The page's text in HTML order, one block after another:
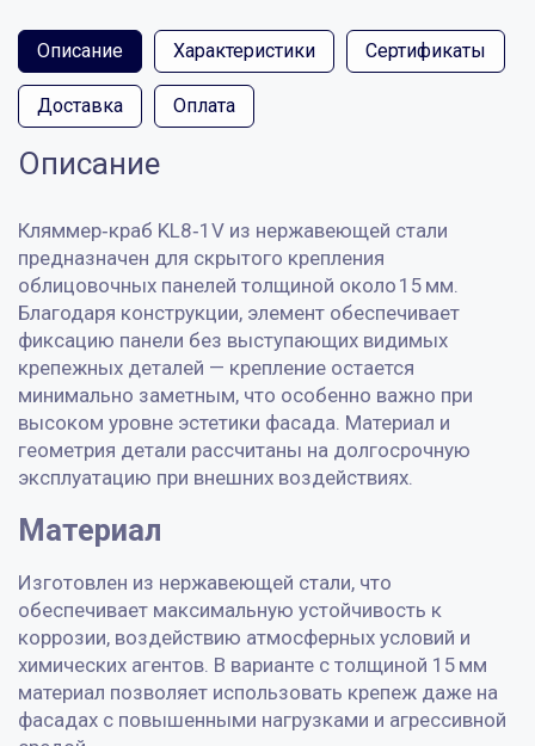
Описание Характеристики Сертификаты
Доставка Оплата
Описание
Кляммер‑краб KL8‑1V из нержавеющей стали
предназначен для скрытого крепления
облицовочных панелей толщиной около 15 мм.
Благодаря конструкции, элемент обеспечивает
фиксацию панели без выступающих видимых
крепежных деталей — крепление остается
минимально заметным, что особенно важно при
высоком уровне эстетики фасада. Материал и
геометрия детали рассчитаны на долгосрочную
эксплуатацию при внешних воздействиях.
Материал
Изготовлен из нержавеющей стали, что
обеспечивает максимальную устойчивость к
коррозии, воздействию атмосферных условий и
химических агентов. В варианте с толщиной 15 мм
материал позволяет использовать крепеж даже на
фасадах с повышенными нагрузками и агрессивной